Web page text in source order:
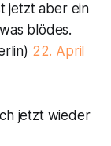
jetzt aber ein
blödes.
22. April
jetzt wieder